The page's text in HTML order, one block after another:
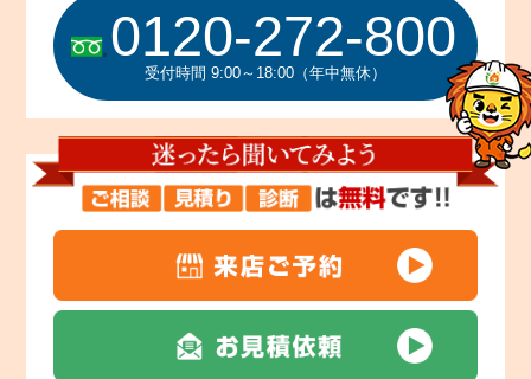
0120-272-800
受付時間 9:00～18:00（年中無休）